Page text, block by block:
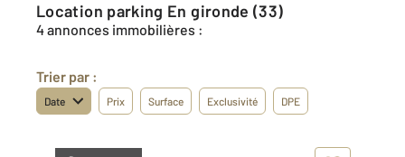
Location parking En gironde (33)
4 annonces immobilières :
Trier par :
Date Prix Surface Exclusivité DPE